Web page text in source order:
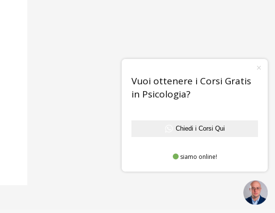
Vuoi ottenere i Corsi Gratis
in Psicologia?
Chiedi i Corsi Qui
siamo online!